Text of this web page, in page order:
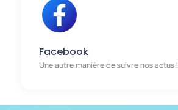
Facebook
Une autre manière de suivre nos actus !